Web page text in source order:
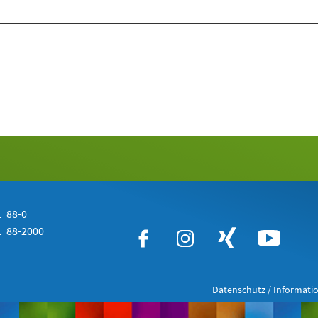
88-0
88-2000
Datenschutz /